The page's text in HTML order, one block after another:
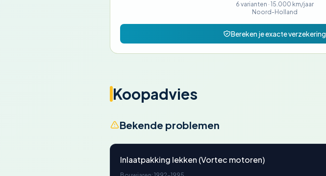
6 varianten · 15.000 km/jaar
Noord-Holland
Bereken je exacte verzekering
Koopadvies
Bekende problemen
Inlaatpakking lekken (Vortec motoren)